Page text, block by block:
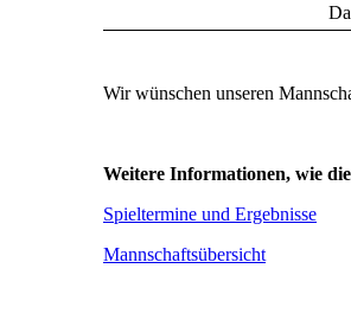
Wir wünschen unseren
Weitere Informationen, wie
Spieltermine und Ergebnisse
Mannschaftsübersicht